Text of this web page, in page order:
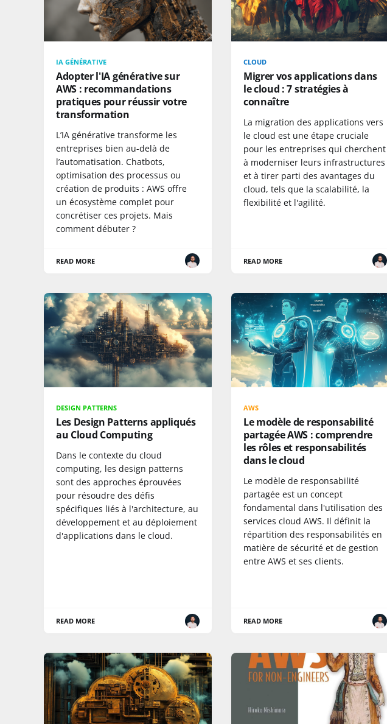
IA GÉNÉRATIVE
Adopter l'IA générative sur
AWS : recommandations
pratiques pour réussir votre
transformation
L’IA générative transforme les
entreprises bien au-delà de
l’automatisation. Chatbots,
optimisation des processus ou
création de produits : AWS offre
un écosystème complet pour
concrétiser ces projets. Mais
comment débuter ?
READ MORE
CLOUD
Migrer vos applications dans
le cloud : 7 stratégies à
connaître
La migration des applications vers
le cloud est une étape cruciale
pour les entreprises qui cherchent
à moderniser leurs infrastructures
et à tirer parti des avantages du
cloud, tels que la scalabilité, la
flexibilité et l'agilité.
READ MORE
DESIGN PATTERNS
Les Design Patterns appliqués
au Cloud Computing
Dans le contexte du cloud
computing, les design patterns
sont des approches éprouvées
pour résoudre des défis
spécifiques liés à l'architecture, au
développement et au déploiement
d'applications dans le cloud.
READ MORE
AWS
Le modèle de responsabilité
partagée AWS : comprendre
les rôles et responsabilités
dans le cloud
Le modèle de responsabilité
partagée est un concept
fondamental dans l'utilisation des
services cloud AWS. Il définit la
répartition des responsabilités en
matière de sécurité et de gestion
entre AWS et ses clients.
READ MORE